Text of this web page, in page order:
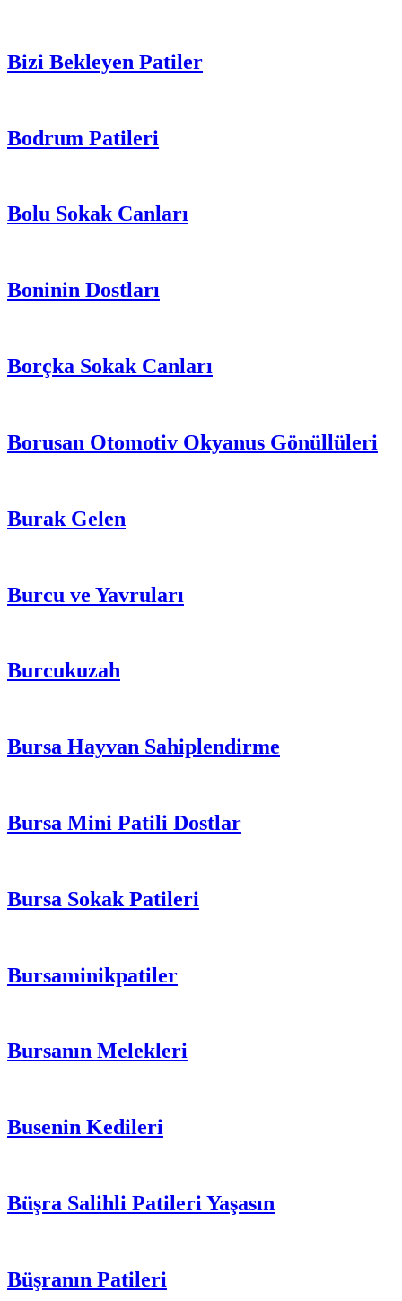
Bizi Bekleyen Patiler
Bodrum Patileri
Bolu Sokak Canları
Boninin Dostları
Borçka Sokak Canları
Borusan Otomotiv Okyanus Gönüllüleri
Burak Gelen
Burcu ve Yavruları
Burcukuzah
Bursa Hayvan Sahiplendirme
Bursa Mini Patili Dostlar
Bursa Sokak Patileri
Bursaminikpatiler
Bursanın Melekleri
Busenin Kedileri
Büşra Salihli Patileri Yaşasın
Büşranın Patileri